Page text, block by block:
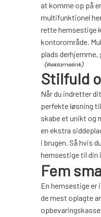
at komme op på
multifunktionel
rette hemsestige
kontorområde.
plads derhjemme,
Stilfuld
Når du indretter
perfekte løsning
skabe et unikt og
en ekstra
i brugen. Så hvis
hemsestige til din
Fem
En hemsestige er
de mest oplagte